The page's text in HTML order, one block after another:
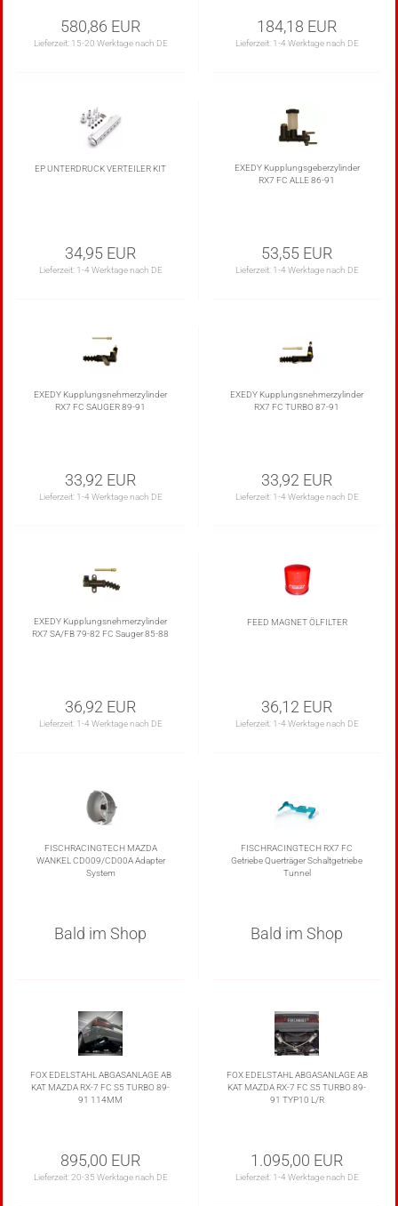
580,86 EUR
Lieferzeit: 15-20 Werktage nach DE
184,18 EUR
Lieferzeit: 1-4 Werktage nach DE
EP UNTERDRUCK VERTEILER KIT
34,95 EUR
Lieferzeit: 1-4 Werktage nach DE
EXEDY Kupplungsgeberzylinder
RX7 FC ALLE 86-91
53,55 EUR
Lieferzeit: 1-4 Werktage nach DE
EXEDY Kupplungsnehmerzylinder
RX7 FC SAUGER 89-91
33,92 EUR
Lieferzeit: 1-4 Werktage nach DE
EXEDY Kupplungsnehmerzylinder
RX7 FC TURBO 87-91
33,92 EUR
Lieferzeit: 1-4 Werktage nach DE
EXEDY Kupplungsnehmerzylinder
RX7 SA/FB 79-82 FC Sauger 85-88
36,92 EUR
Lieferzeit: 1-4 Werktage nach DE
FEED MAGNET ÖLFILTER
36,12 EUR
Lieferzeit: 1-4 Werktage nach DE
FISCHRACINGTECH MAZDA
WANKEL CD009/CD00A Adapter
System
Bald im Shop
FISCHRACINGTECH RX7 FC
Getriebe Querträger Schaltgetriebe
Tunnel
Bald im Shop
FOX EDELSTAHL ABGASANLAGE AB
KAT MAZDA RX-7 FC S5 TURBO 89-
91 114MM
895,00 EUR
Lieferzeit:20-35 Werktage nach DE
FOX EDELSTAHL ABGASANLAGE AB
KAT MAZDA RX-7 FC S5 TURBO 89-
91 TYP10 L/R
1.095,00 EUR
Lieferzeit: 1-4 Werktage nach DE